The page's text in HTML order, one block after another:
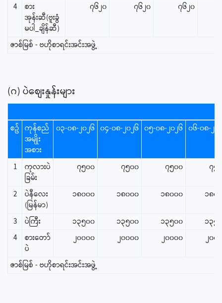
4
စား
အုန်းဆီ(ဗူးခွံ
မပါ_ချိန်ဆီ)
၇၆၂၀ ၇၆၂၀ ၇၆၂၀
ဇာစ်မြစ် - ဗဟိုစာရင်းအင်းအဖွဲ့
(ဂ) ပဲစျေးနှုန်းများ
စဥ် ကုန်စည်
အမျိုး
အစား
၀၃-၀၈-၂၀၂၆ ၀၄-၀၈-၂၀၂၆ ၀၅-၀၈-၂၀၂၆ ၀၆-၀၈-၂၀
1
ကုလားပဲ
ခြမ်း
၇၅၀၀ ၇၅၀၀ ၇၅၀၀ ၇၅
2
ပဲနီလေး
(မြန်မာ)
၁၈၀၀၀ ၁၈၀၀၀ ၁၈၀၀၀ ၁၈၀
3 ပဲကြီး ၁၃၅၀၀ ၁၃၅၀၀ ၁၃၅၀၀
၁၃၅
4
စား‌တော်
ပဲ
၂၀၀၀၀ ၂၀၀၀၀ ၂၀၀၀၀ ၂၀၀
ဇာစ်မြစ် - ဗဟိုစာရင်းအင်းအဖွဲ့